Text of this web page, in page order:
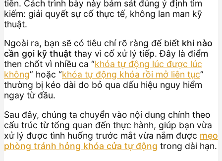
tiên. Cách trình bày này bám sát đúng ý định tìm
kiếm: giải quyết sự cố thực tế, không lan man kỹ
thuật.
Ngoài ra, bạn sẽ có tiêu chí rõ ràng để biết khi nào
cần gọi kỹ thuật thay vì cố xử lý tiếp. Đây là điểm
then chốt vì nhiều ca “khóa tự động lúc được lúc
không” hoặc “khóa tự động khóa rồi mở liên tục”
thường bị kéo dài do bỏ qua dấu hiệu nguy hiểm
ngay từ đầu.
Sau đây, chúng ta chuyển vào nội dung chính theo
cấu trúc từ tổng quan đến thực hành, giúp bạn vừa
xử lý được tình huống trước mắt vừa nắm được mẹo
phòng tránh hỏng khóa cửa tự động trong dài hạn.